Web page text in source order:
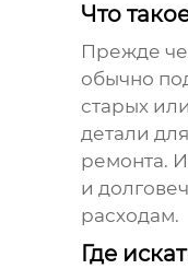
Что
Прежде
обычно
старых
детали
ремонта.
и
расходам.
Где